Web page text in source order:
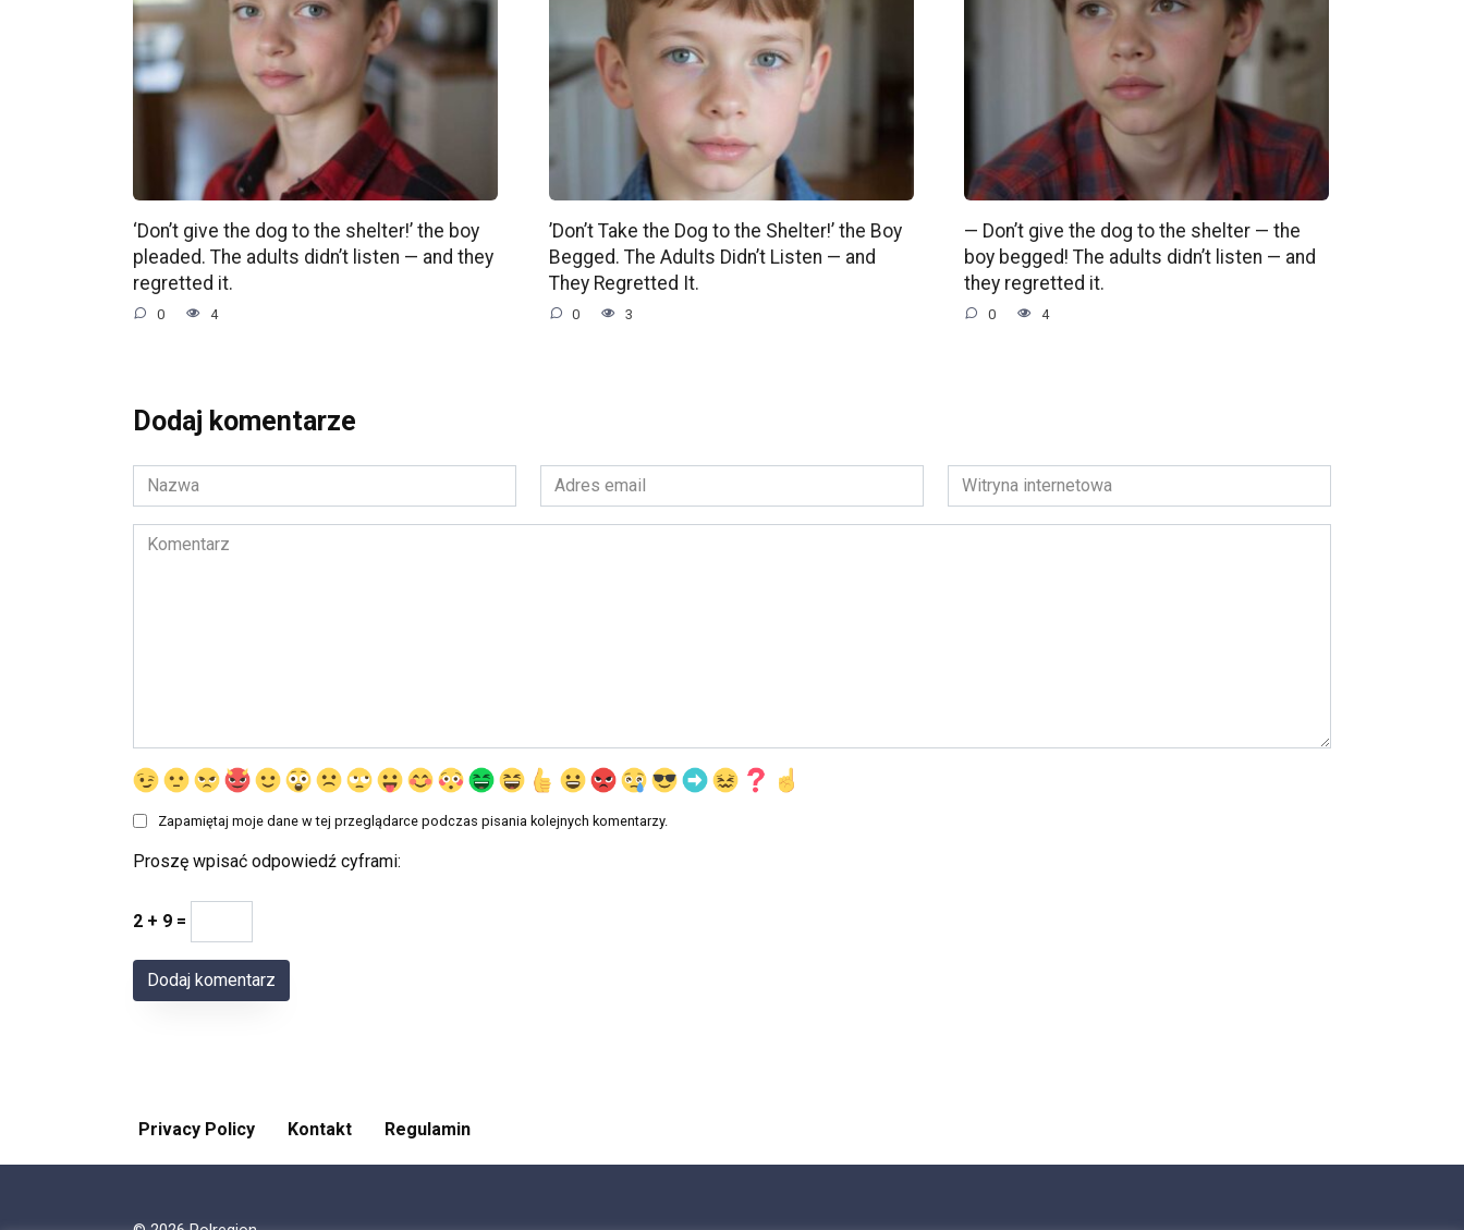
‘Don’t give the dog to the shelter!’ the boy
pleaded. The adults didn’t listen — and they
regretted it.
0 4
’Don’t Take the Dog to the Shelter!’ the Boy
Begged. The Adults Didn’t Listen — and
They Regretted It.
0 3
— Don’t give the dog to the shelter — the
boy begged! The adults didn’t listen — and
they regretted it.
0 4
Dodaj komentarze
Nazwa
*
Adres
email
*
Witryna
internetowa
Komentarz
Zapamiętaj moje dane w tej przeglądarce podczas pisania kolejnych komentarzy.
Proszę wpisać odpowiedź cyframi:
2 + 9 =
Privacy Policy Kontakt Regulamin